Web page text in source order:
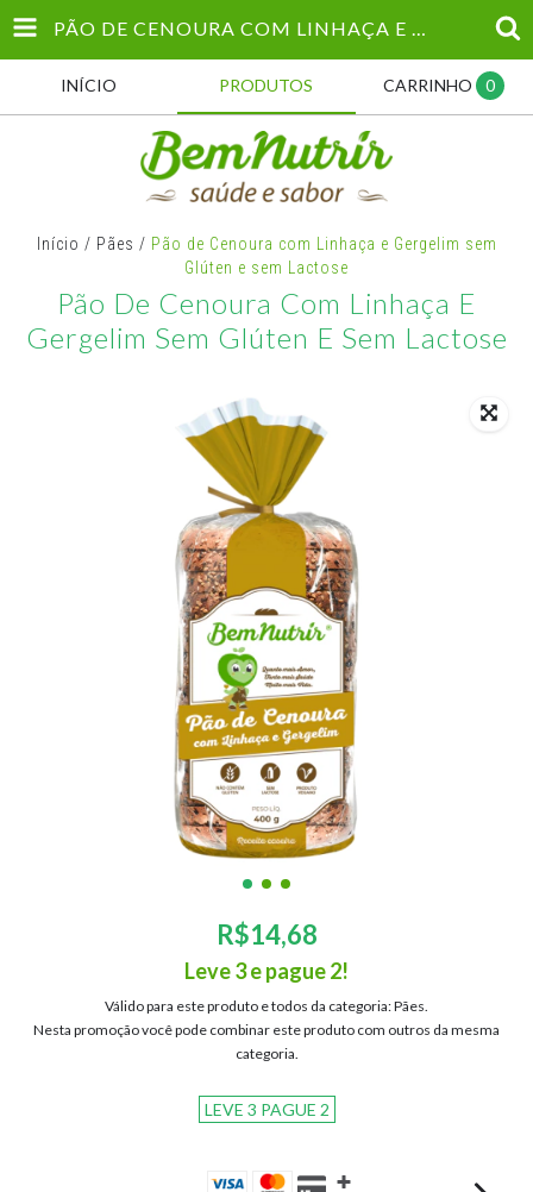
PÃO DE CENOURA COM LINHAÇA E GERGELIM SEM GLÚTEN E SEM LACTOSE
INÍCIO PRODUTOS CARRINHO 0
Início / Pães / Pão de Cenoura com Linhaça e Gergelim sem
Glúten e sem Lactose
Pão De Cenoura Com Linhaça E
Gergelim Sem Glúten E Sem Lactose
R$14,68
Leve 3 e pague 2!
Válido para este produto e todos da categoria: Pães.
Nesta promoção você pode combinar este produto com outros da mesma
categoria.
LEVE 3 PAGUE 2